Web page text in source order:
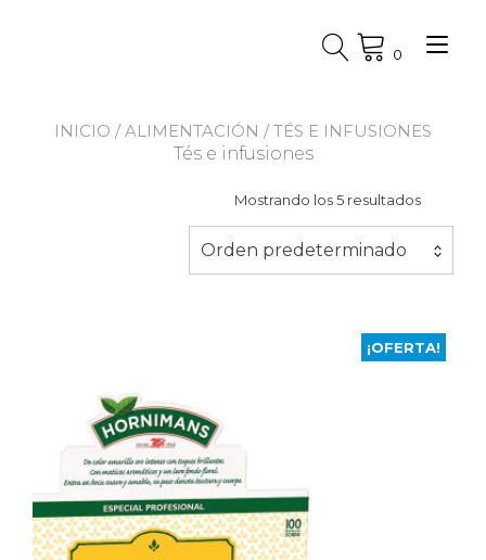
0
INICIO /ALIMENTACIÓN / TÉS E INFUSIONES
Tés e infusiones
Mostrando los 5 resultados
Orden predeterminado
¡OFERTA!